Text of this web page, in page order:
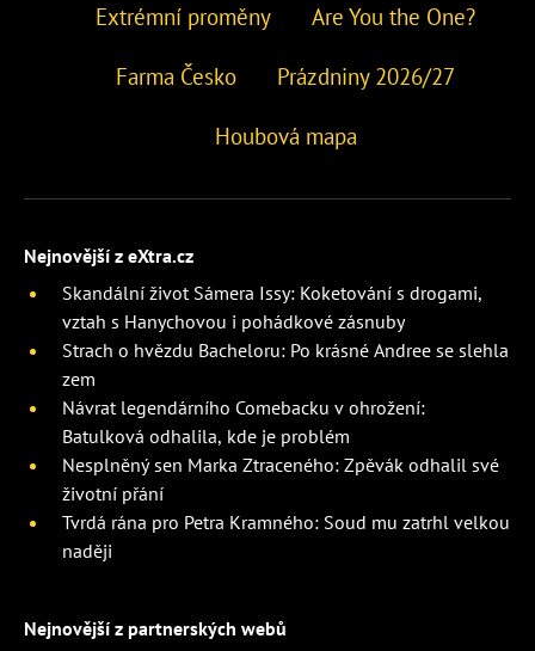
Extrémní proměny Are You the One?
Farma Česko Prázdniny 2026/27
Houbová mapa
Nejnovější z eXtra.cz
Skandální život Sámera Issy: Koketování s drogami,
vztah s Hanychovou i pohádkové zásnuby
Strach o hvězdu Bacheloru: Po krásné Andree se slehla
zem
Návrat legendárního Comebacku v ohrožení:
Batulková odhalila, kde je problém
Nesplněný sen Marka Ztraceného: Zpěvák odhalil své
životní přání
Tvrdá rána pro Petra Kramného: Soud mu zatrhl velkou
naději
Nejnovější z partnerských webů